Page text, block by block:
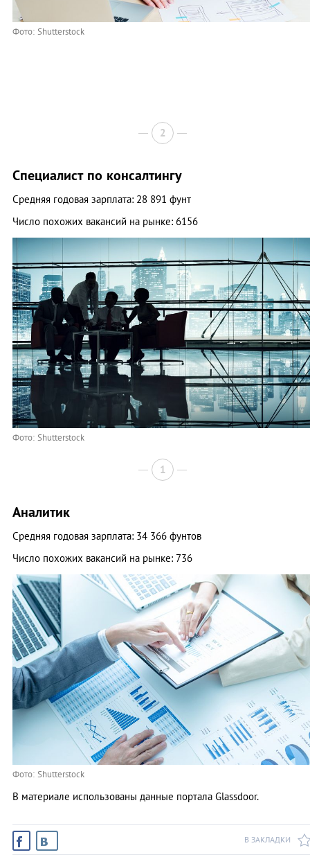
Фото: Shutterstock
2
Специалист по консалтингу
Средняя годовая зарплата: 28 891 фунт
Число похожих вакансий на рынке: 6156
Фото: Shutterstock
1
Аналитик
Средняя годовая зарплата: 34 366 фунтов
Число похожих вакансий на рынке: 736
Фото: Shutterstock
В материале использованы данные портала Glassdoor.
В ЗАКЛАДКИ